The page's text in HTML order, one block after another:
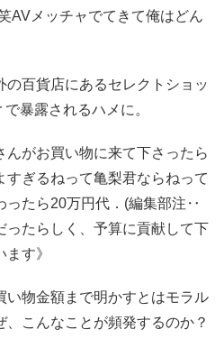
AVメッチャでてきて俺はどん
百貨店にあるセレクトショッ
暴露されるハメに。
んがお買い物に来て下さったら
すぎるねって亀梨君ならねって
ったら20万円代．(編集部注‥
ったらしく、予算に貢献して下
す》
物金額まで明かすとはモラル
こんなことが頻発するのか？